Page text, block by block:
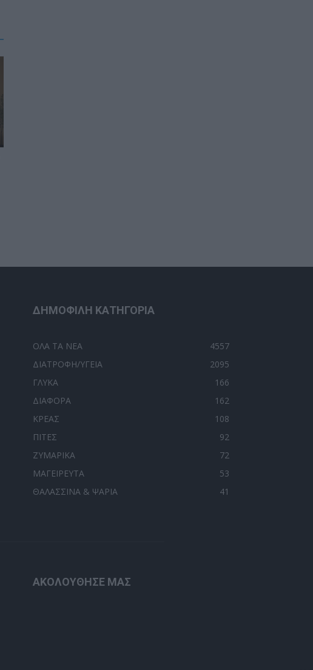
ΔΗΜΟΦΙΛΗ ΚΑΤΗΓΟΡΙΑ
ΟΛΑ ΤΑ ΝΕΑ
4557
ΔΙΑΤΡΟΦΗ/ΥΓΕΙΑ
2095
ΓΛΥΚΑ
166
ΔΙΑΦΟΡΑ
162
ΚΡΕΑΣ
108
ΠΙΤΕΣ
92
ΖΥΜΑΡΙΚΑ
72
ΜΑΓΕΙΡΕΥΤΑ
53
ΘΑΛΑΣΣΙΝΑ & ΨΑΡΙΑ
41
ΑΚΟΛΟΥΘΗΣΕ ΜΑΣ